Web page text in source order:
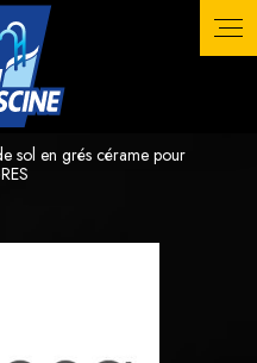
sol en grés cérame pour